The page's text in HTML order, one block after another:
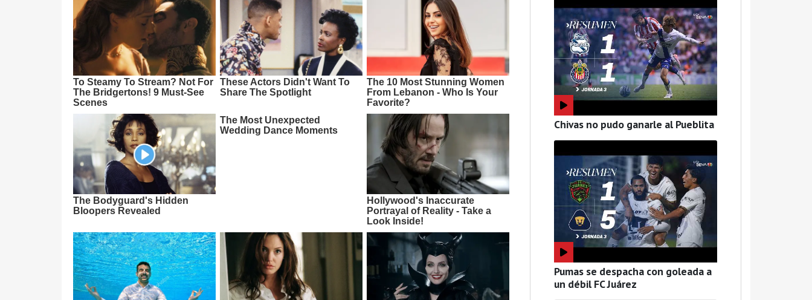
Chivas no pudo ganarle al Pueblita
Pumas se despacha con goleada a
un débil FC Juárez